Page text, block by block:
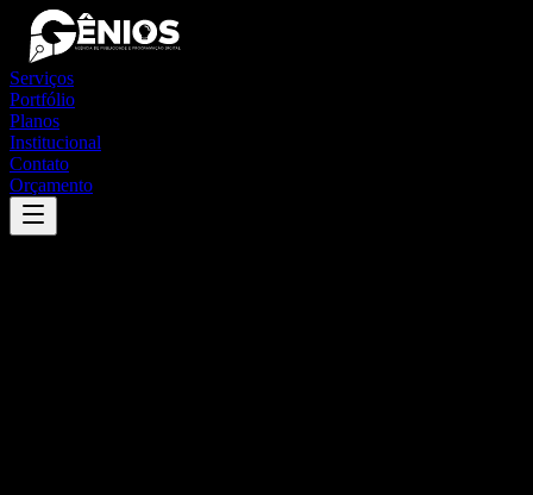
Serviços
Portfólio
Planos
Institucional
Contato
Orçamento